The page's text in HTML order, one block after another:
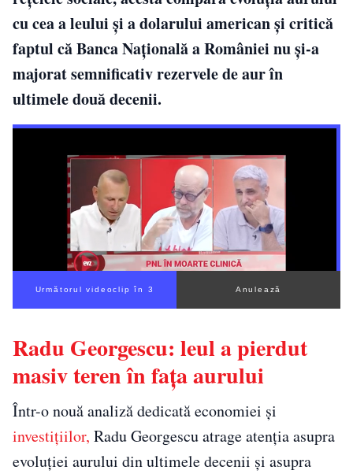
cu cea a leului și a dolarului american și critică
faptul că Banca Națională a României nu și-a
majorat semnificativ rezervele de aur în
ultimele două decenii.
Următorul videoclip în 2 Anulează
Radu Georgescu: leul a pierdut
masiv teren în fața aurului
Într-o nouă analiză dedicată economiei și
investițiilor, Radu Georgescu atrage atenția asupra
evoluției aurului din ultimele decenii și asupra